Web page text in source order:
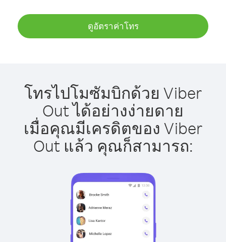
ดูอัตราค่าโทร
โทรไปโมซัมบิกด้วย Viber
Out ได้อย่างง่ายดาย
เมื่อคุณมีเครดิตของ Viber
Out แล้ว คุณก็สามารถ: